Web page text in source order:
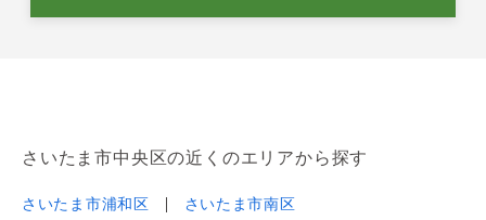
さいたま市中央区の近くのエリアから探す
さいたま市浦和区 さいたま市南区